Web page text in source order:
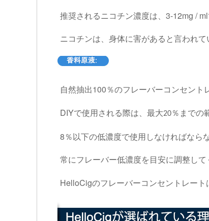
推奨されるニコチン濃度は、 3-12mg / ml
ニコチンは、身体に害があると言われて
自然抽出100 ％のフレーバーコンセント
DIYで使用される際は、最大20％までの
8 ％以下の低濃度で使用しなければなら
常にフレーバー低濃度を目安に調整して
HelloCigのフレーバーコンセントレート